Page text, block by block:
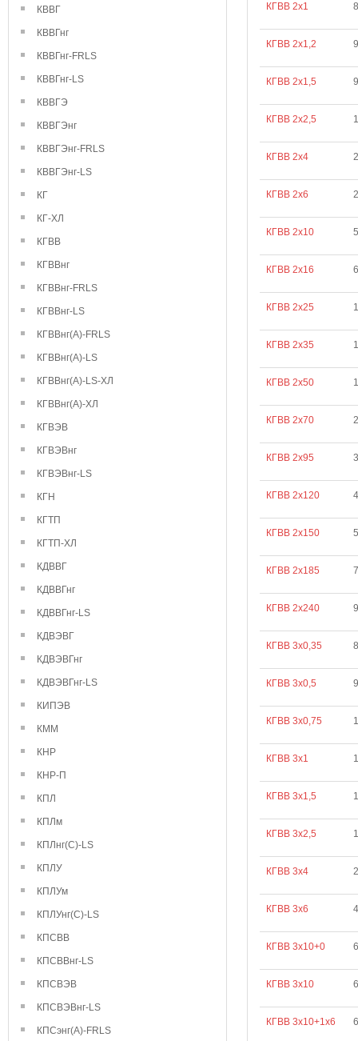
КВВГ
КВВГнг
КВВГнг-FRLS
КВВГнг-LS
КВВГЭ
КВВГЭнг
КВВГЭнг-FRLS
КВВГЭнг-LS
КГ
КГ-ХЛ
КГВВ
КГВВнг
КГВВнг-FRLS
КГВВнг-LS
КГВВнг(А)-FRLS
КГВВнг(А)-LS
КГВВнг(А)-LS-ХЛ
КГВВнг(А)-ХЛ
КГВЭВ
КГВЭВнг
КГВЭВнг-LS
КГН
КГТП
КГТП-ХЛ
КДВВГ
КДВВГнг
КДВВГнг-LS
КДВЭВГ
КДВЭВГнг
КДВЭВГнг-LS
КИПЭВ
КММ
КНР
КНР-П
КПЛ
КПЛм
КПЛнг(С)-LS
КПЛУ
КПЛУм
КПЛУнг(С)-LS
КПСВВ
КПСВВнг-LS
КПСВЭВ
КПСВЭВнг-LS
КПСэнг(А)-FRLS
КГВВ 2х1
КГВВ 2х1,2
КГВВ 2х1,5
КГВВ 2х2,5
КГВВ 2х4
КГВВ 2х6
КГВВ 2х10
КГВВ 2х16
КГВВ 2х25
КГВВ 2х35
КГВВ 2х50
КГВВ 2х70
КГВВ 2х95
КГВВ 2х120
КГВВ 2х150
КГВВ 2х185
КГВВ 2х240
КГВВ 3х0,35
КГВВ 3х0,5
КГВВ 3х0,75
КГВВ 3х1
КГВВ 3х1,5
КГВВ 3х2,5
КГВВ 3х4
КГВВ 3х6
КГВВ 3х10+0
КГВВ 3х10
КГВВ 3х10+1х6